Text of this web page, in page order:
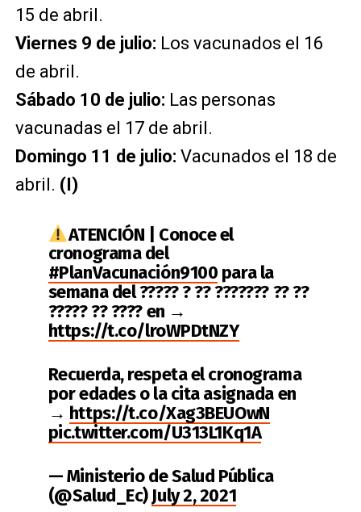
15 de abril.
Viernes 9 de julio: Los vacunados el 16
de abril.
Sábado 10 de julio: Las personas
vacunadas el 17 de abril.
Domingo 11 de julio: Vacunados el 18 de
abril. (I)
ATENCIÓN | Conoce el
cronograma del
#PlanVacunación9100 para la
semana del ????? ? ?? ??????? ?? ??
????? ?? ???? en →
https://t.co/lroWPDtNZY
Recuerda, respeta el cronograma
por edades o la cita asignada en
→ https://t.co/Xag3BEUOwN
pic.twitter.com/U313L1Kq1A
— Ministerio de Salud Pública
(@Salud_Ec)July 2, 2021